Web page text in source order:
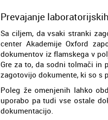
Prevajanje
Sa ciljem, da vsaki stranki
center Akademije Oxford
dokumentov iz flamskega v
Gre za to, da sodni tolmači in
zagotovijo dokumente, ki so s
Poleg že omenjenih lahko
uporabo pa tudi vse ostale
dokumentacijo.